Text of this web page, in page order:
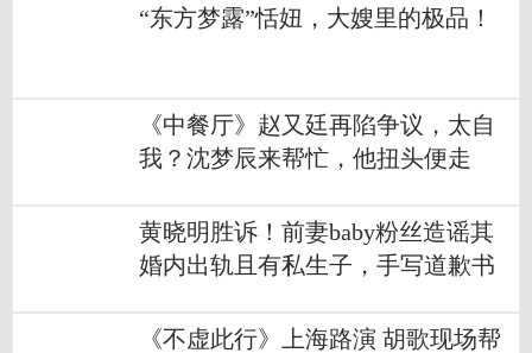
“东方梦露”恬妞，大嫂里的极品！
《中餐厅》赵又廷再陷争议，太自
我？沈梦辰来帮忙，他扭头便走
黄晓明胜诉！前妻baby粉丝造谣其
婚内出轨且有私生子，手写道歉书
《不虚此行》上海路演 胡歌现场帮